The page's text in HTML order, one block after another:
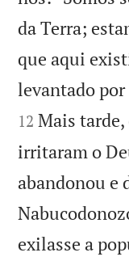
da Terra;
que aqui
levantado
12 Mais tarde,
irritaram o
abandonou e
exilasse a